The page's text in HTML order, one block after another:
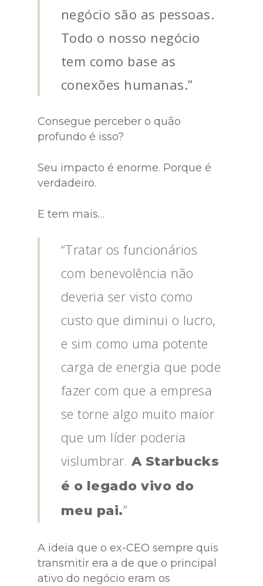
negócio são as pessoas.
Todo o nosso negócio
tem como base as
conexões humanas.”
Consegue perceber o quão
profundo é isso?
Seu impacto é enorme. Porque é
verdadeiro.
E tem mais…
“Tratar os funcionários
com benevolência não
deveria ser visto como
custo que diminui o lucro,
e sim como uma potente
carga de energia que pode
fazer com que a empresa
se torne algo muito maior
que um líder poderia
vislumbrar. A Starbucks
é o legado vivo do
meu pai.”
A ideia que o ex-CEO sempre quis
transmitir era a de que o principal
ativo do negócio eram os